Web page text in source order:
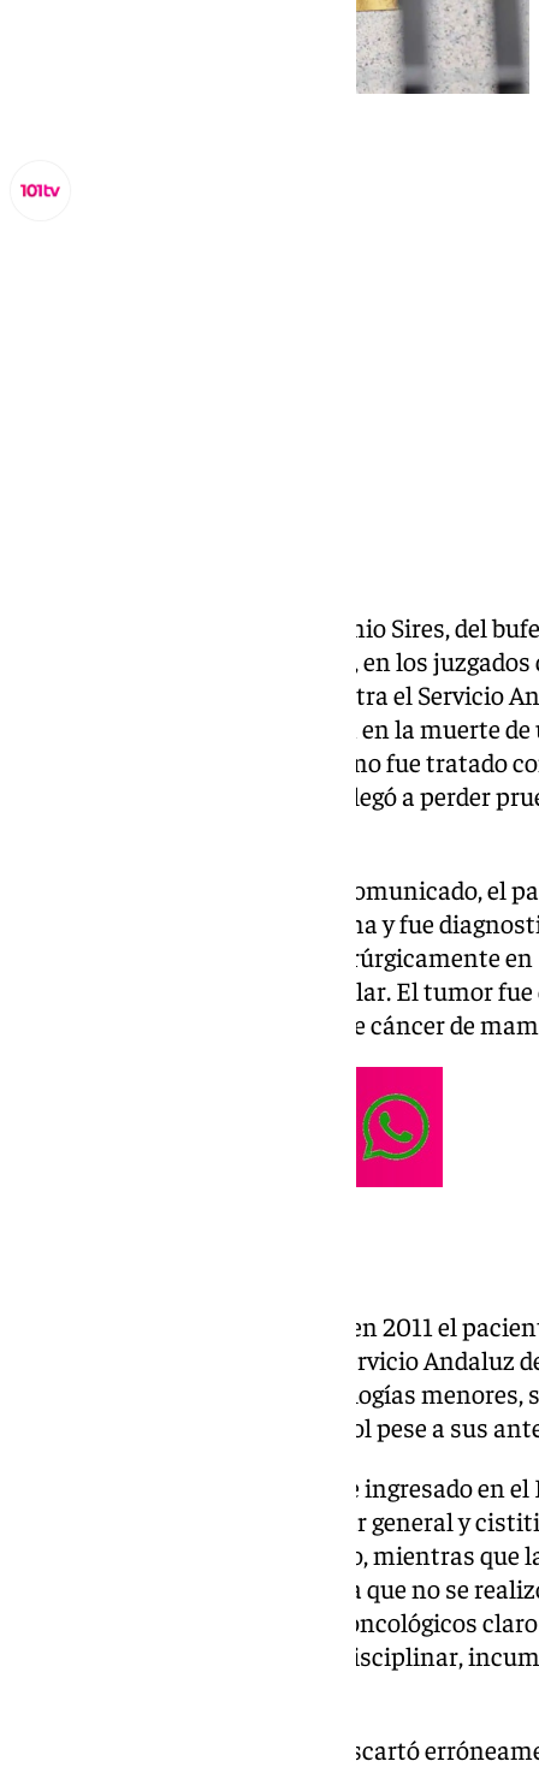
El abogado penalista José Antonio Sires, del
este miércoles a las 12.30 horas, en los
Sevilla, una denuncia penal contra el Servicio
presuntos delitos que derivaron en la muerte
de un cáncer de mama del que «no fue tratado
sanidad pública andaluza, que llegó a perder
Como informa el bufete en un comunicado, el
localidad almeriense de Garrucha y fue
de mama izquierdo, tratado quirúrgicamente
mastectomía y vaciamiento axilar. El tumor
como es habitual en los casos de cáncer de
En contexto, tras su jubilación en 2011 el
Garrucha, y quedó adscrito al Servicio Andaluz
su médico de cabecera por patologías
realización de pruebas de control pese a sus
Tras ello, en octubre de 2024 fue ingresado en
Overa por un cuadro de malestar general y
derrame pleural masivo derecho, mientras
incurrió en graves omisiones, ya que no se
adecuado pese a antecedentes oncológicos
por Oncología ni comité multidisciplinar,
El bufete asegura que se descartó